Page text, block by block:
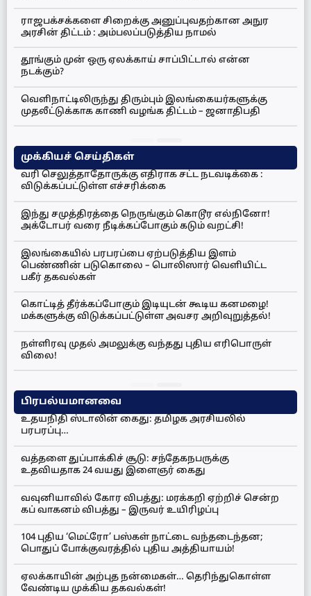
ராஜபக்சக்களை சிறைக்கு அனுப்புவதற்கான அநுர
அரசின் திட்டம் : அம்பலப்படுத்திய நாமல்
தூங்கும் முன் ஒரு ஏலக்காய் சாப்பிட்டால் என்ன
நடக்கும்?
வெளிநாட்டிலிருந்து திரும்பும் இலங்கையர்களுக்கு
முதலீட்டுக்காக காணி வழங்க திட்டம் – ஜனாதிபதி
முக்கியச் செய்திகள்
வரி செலுத்தாதோருக்கு எதிராக சட்ட நடவடிக்கை :
விடுக்கப்பட்டுள்ள எச்சரிக்கை
இந்து சமுத்திரத்தை நெருங்கும் கொடூர எல்நினோ!
அக்டோபர் வரை நீடிக்கப்போகும் கடும் வறட்சி!
இலங்கையில் பரபரப்பை ஏற்படுத்திய இளம்
பெண்ணின் படுகொலை – பொலிஸார் வெளியிட்ட
பகீர் தகவல்கள்
கொட்டித் தீர்க்கப்போகும் இடியுடன் கூடிய கனமழை!
மக்களுக்கு விடுக்கப்பட்டுள்ள அவசர அறிவுறுத்தல்!
நள்ளிரவு முதல் அமலுக்கு வந்தது புதிய எரிபொருள்
விலை!
பிரபல்யமானவை
உதயநிதி ஸ்டாலின் கைது: தமிழக அரசியலில்
பரபரப்பு…
வத்தளை துப்பாக்கிச் சூடு: சந்தேகநபருக்கு
உதவியதாக 24 வயது இளைஞர் கைது
வவுனியாவில் கோர விபத்து: மரக்கறி ஏற்றிச் சென்ற
கப் வாகனம் விபத்து – இருவர் உயிரிழப்பு
104 புதிய ‘மெட்ரோ’ பஸ்கள் நாட்டை வந்தடைந்தன;
பொதுப் போக்குவரத்தில் புதிய அத்தியாயம்!
ஏலக்காயின் அற்புத நன்மைகள்… தெரிந்துகொள்ள
வேண்டிய முக்கிய தகவல்கள்!